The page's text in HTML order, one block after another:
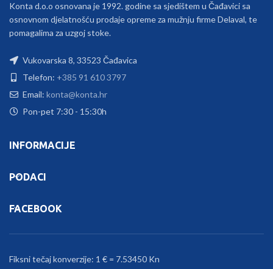
Konta d.o.o osnovana je 1992. godine sa sjedištem u Čađavici sa
osnovnom djelatnošću prodaje opreme za mužnju firme Delaval, te
pomagalima za uzgoj stoke.
Vukovarska 8, 33523 Čađavica
Telefon: +385 91 610 3797
Email: konta@konta.hr
Pon-pet 7:30 - 15:30h
INFORMACIJE
PODACI
FACEBOOK
Fiksni tečaj konverzije: 1 € = 7.53450 Kn